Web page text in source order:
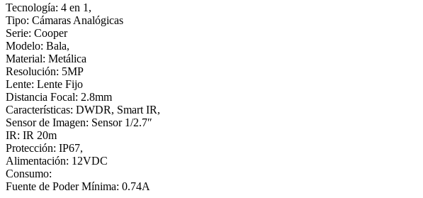
Tecnología: 4 en 1,
Tipo: Cámaras Analógicas
Serie: Cooper
Modelo: Bala,
Material: Metálica
Resolución: 5MP
Lente: Lente Fijo
Distancia Focal: 2.8mm
Características: DWDR, Smart IR,
Sensor de Imagen: Sensor 1/2.7″
IR: IR 20m
Protección: IP67,
Alimentación: 12VDC
Consumo:
Fuente de Poder Mínima: 0.74A